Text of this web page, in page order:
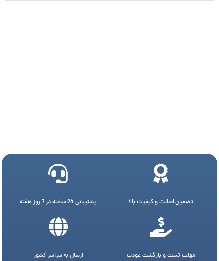
تضمین اصالت و کیفیت بالا پشتیبانی 24 ساعته در 7 روز هفته
مهلت تست و بازگشت عودت ارسال به سراسر کشور